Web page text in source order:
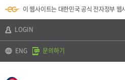
바
로
기
가
기
k
바
로
기
보
바
가
기
이 웹사이트는 대한민국 공식 전자정부 웹
LOGIN
ENG 문의하기